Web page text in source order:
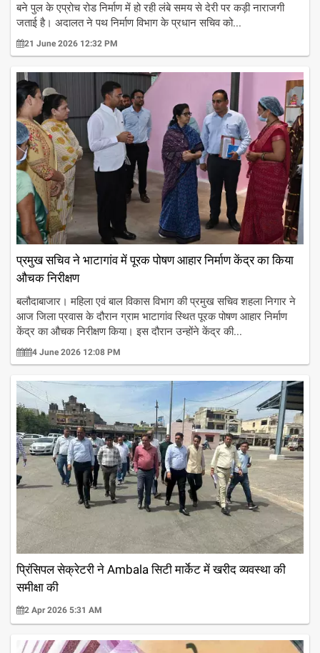
बने पुल के एप्रोच रोड निर्माण में हो रही लंबे समय से देरी पर कड़ी नाराजगी
जताई है। अदालत ने पथ निर्माण विभाग के प्रधान सचिव को...
21 June 2026 12:32 PM
प्रमुख सचिव ने भाटागांव में पूरक पोषण आहार निर्माण केंद्र का किया
औचक निरीक्षण
बलौदाबाजार। महिला एवं बाल विकास विभाग की प्रमुख सचिव शहला निगार ने
आज जिला प्रवास के दौरान ग्राम भाटागांव स्थित पूरक पोषण आहार निर्माण
केंद्र का औचक निरीक्षण किया। इस दौरान उन्होंने केंद्र की...
4 June 2026 12:08 PM
प्रिंसिपल सेक्रेटरी ने Ambala सिटी मार्केट में खरीद व्यवस्था की
समीक्षा की
2 Apr 2026 5:31 AM